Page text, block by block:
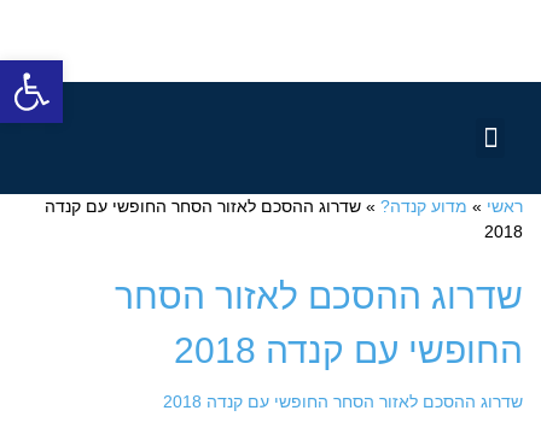
ראשי » מדוע קנדה? » שדרוג ההסכם לאזור הסחר החופשי עם קנדה
2018
שדרוג ההסכם לאזור הסחר
החופשי עם קנדה 2018
שדרוג ההסכם לאזור הסחר החופשי עם קנדה 2018
פתח